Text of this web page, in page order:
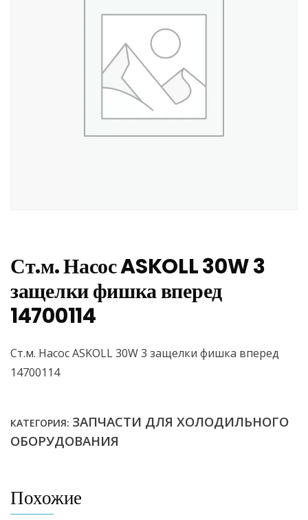
Ст.м. Насос ASKOLL 30W 3
защелки фишка вперед
14700114
Ст.м. Насос ASKOLL 30W 3 защелки фишка вперед
14700114
КАТЕГОРИЯ: ЗАПЧАСТИ ДЛЯ ХОЛОДИЛЬНОГО
ОБОРУДОВАНИЯ
Похожие